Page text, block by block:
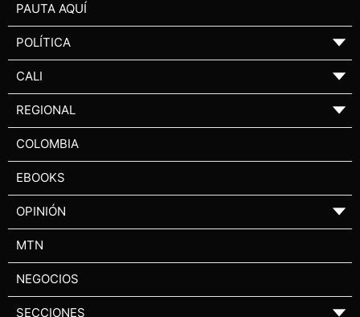
PAUTA AQUÍ
POLÍTICA ▼
CALI ▼
REGIONAL ▼
COLOMBIA
EBOOKS
OPINIÓN ▼
MTN
NEGOCIOS
SECCIONES ▼